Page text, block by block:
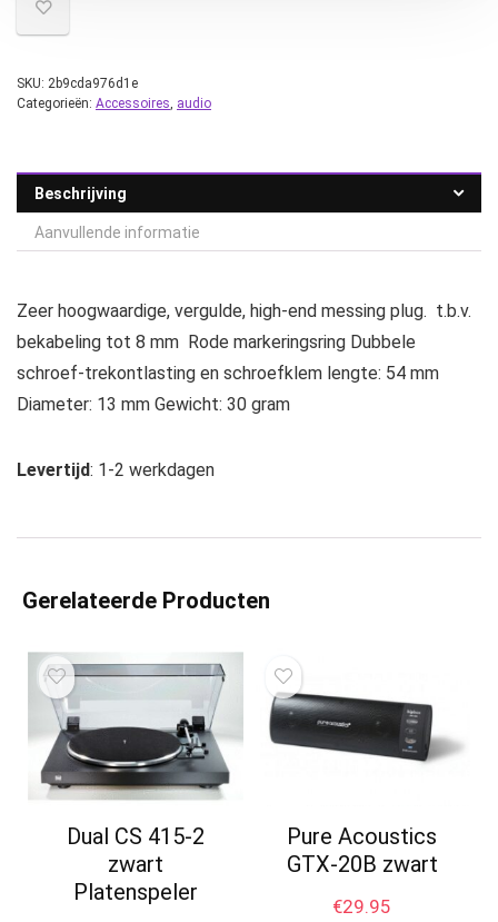
SKU: 2b9cda976d1e
Categorieën: Accessoires, audio
Beschrijving
Aanvullende informatie
Zeer hoogwaardige, vergulde, high-end messing plug. t.b.v.
bekabeling tot 8 mm Rode markeringsring Dubbele
schroef-trekontlasting en schroefklem lengte: 54 mm
Diameter: 13 mm Gewicht: 30 gram
Levertijd: 1-2 werkdagen
Gerelateerde Producten
Dual CS 415-2
zwart
Platenspeler
Pure Acoustics
GTX-20B zwart
€29.95